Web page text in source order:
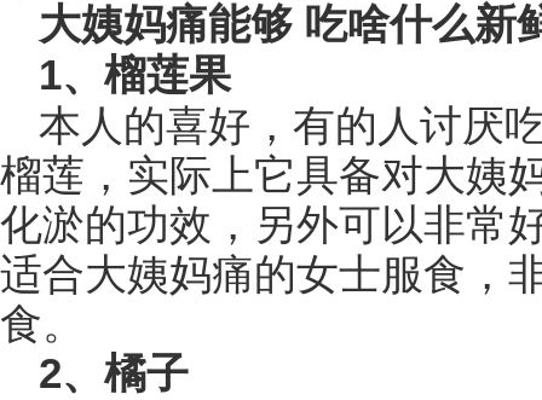
大姨妈痛能够 吃啥什么新
1、榴莲果
本人的喜好，有的人讨厌
榴莲，实际上它具备对大姨
化淤的功效，另外可以非常
适合大姨妈痛的女士服食，
食。
2、橘子